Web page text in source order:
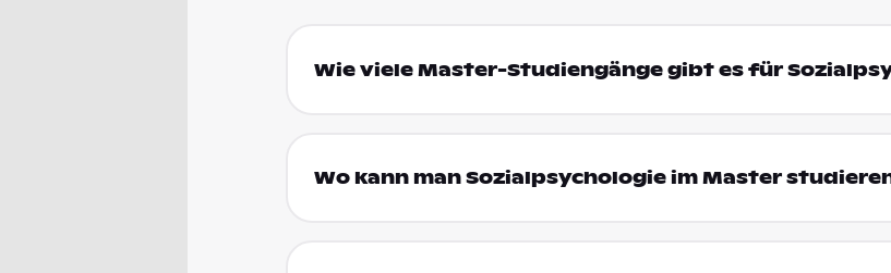
Wie viele Master-Studiengänge gibt es für
Wo kann man Sozialpsychologie im Master